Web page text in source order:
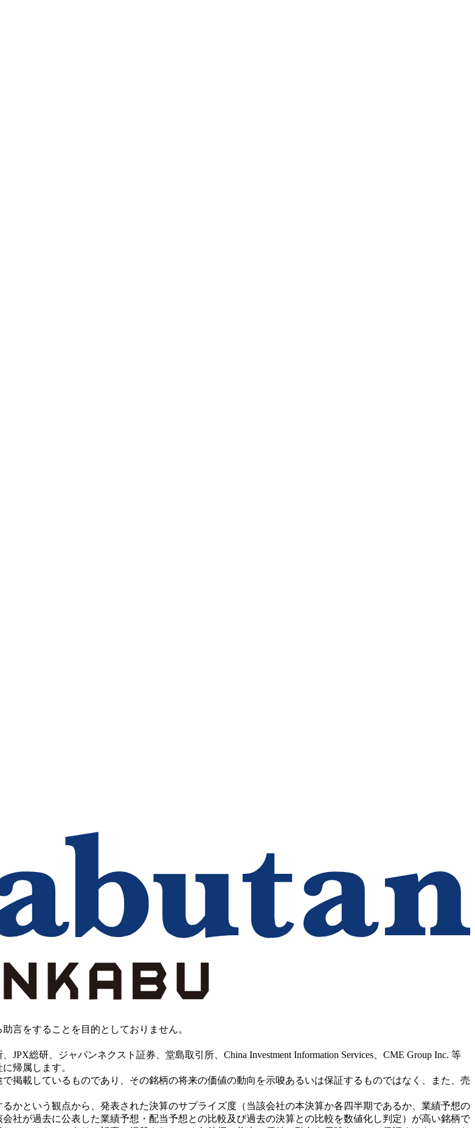
言をすることを目的としておりません。
総研、ジャパンネクスト証券、堂島取引所、China Investment Information Services、CME Group Inc. 等
帰属します。
掲載しているものであり、その銘柄の将来の価値の動向を示唆あるいは保証するものではなく、また、売
かという観点から、発表された決算のサプライズ度（当該会社の本決算か各四半期であるか、業績予想の
社が過去に公表した業績予想・配当予想との比較及び過去の決算との比較を数値化し判定）が高い銘柄で